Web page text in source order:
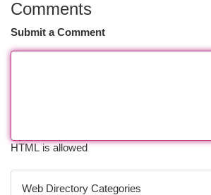
Comments
Submit a Comment
HTML is allowed
Web Directory Categories